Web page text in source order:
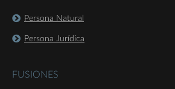
Persona Natural
Persona Jurídica
FUSIONES